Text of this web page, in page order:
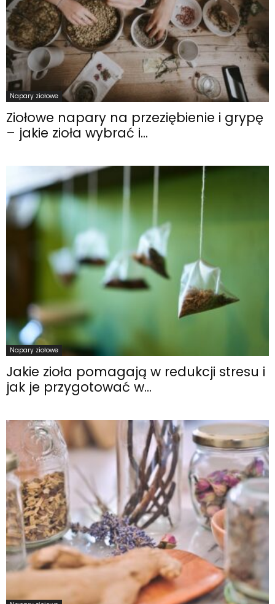
Napary ziołowe
Ziołowe napary na przeziębienie i grypę
– jakie zioła wybrać i...
Napary ziołowe
Jakie zioła pomagają w redukcji stresu i
jak je przygotować w...